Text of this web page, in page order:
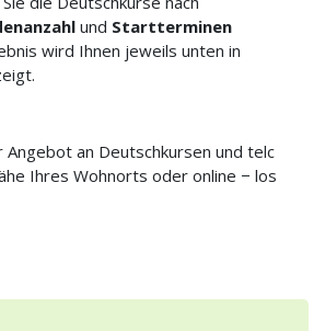
und Startterminen
wird Ihnen jeweils unten in
Angebot an Deutschkursen und telc
Ihres Wohnorts oder online − los